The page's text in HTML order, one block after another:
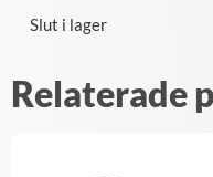
Slut i lager
Relaterade